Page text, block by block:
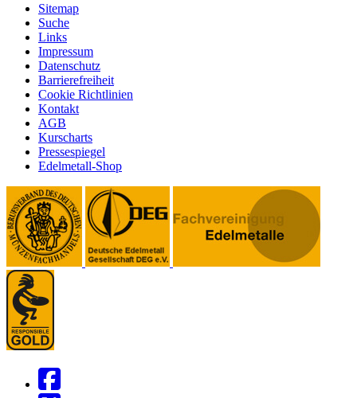
Sitemap
Suche
Links
Impressum
Datenschutz
Barrierefreiheit
Cookie Richtlinien
Kontakt
AGB
Kurscharts
Pressespiegel
Edelmetall-Shop